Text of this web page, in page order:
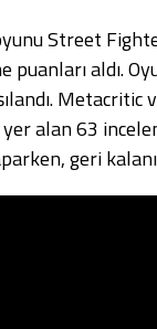
Street
aldı.
Metacritic
alan 63
geri